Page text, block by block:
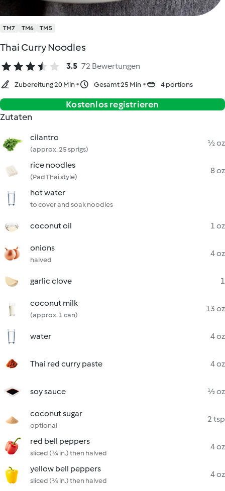
TM7 TM6 TM5
Thai Curry Noodles
3.5 72 Bewertungen
Zubereitung 20 Min Gesamt 25 Min 4 portions
Kostenlos registrieren
Zutaten
cilantro
(approx. 25 sprigs)
½ oz
rice noodles
(Pad Thai style)
8 oz
hot water
to cover and soak noodles
coconut oil 1 oz
onions
halved
4 oz
garlic clove 1
coconut milk
(approx. 1 can)
13 oz
water 4 oz
Thai red curry paste 4 oz
soy sauce ½ oz
coconut sugar
optional
2 tsp
red bell peppers
sliced (¼ in.) then halved
4 oz
yellow bell peppers
sliced (¼ in.) then halved
4 oz